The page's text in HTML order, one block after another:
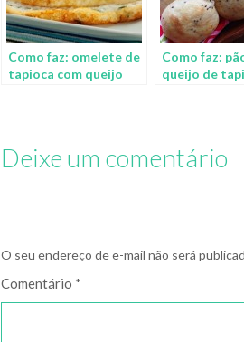
Como faz: omelete de
tapioca com queijo
Como faz:
queijo de
Deixe um comentário
O seu endereço de e-mail não será
Comentário *